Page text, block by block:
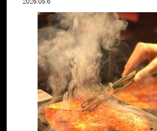
2026.05.6